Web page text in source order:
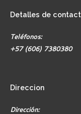
Detalles de
Teléfonos:
+57 (606) 7380380
Direccion
Dirección: